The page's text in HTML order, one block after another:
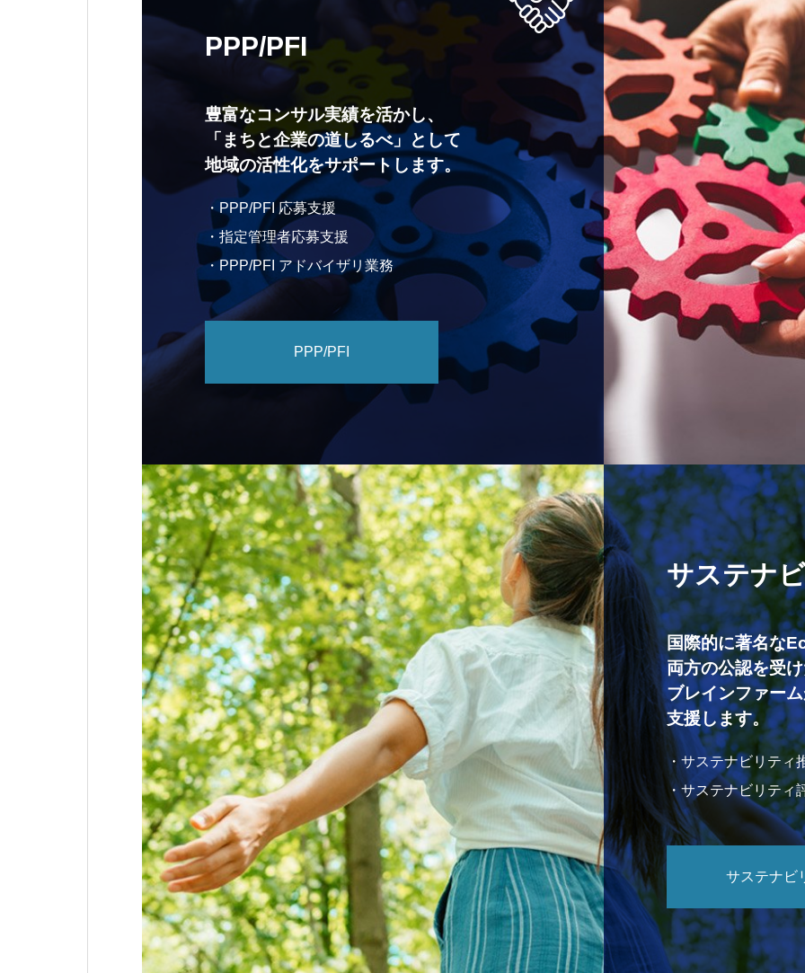
PPP/PFI
豊富なコンサル実績を活かし、
「まちと企業の道しるべ」として
地域の活性化をサポートします。
・PPP/PFI 応募支援
・指定管理者応募支援
・PPP/PFI アドバイザリ業務
PPP/PFI
サステナ
国際的に著名な
両方の公認を受
ブレインファー
支援します。
・サステナビリティ
・サステナビリティ
サステナビ